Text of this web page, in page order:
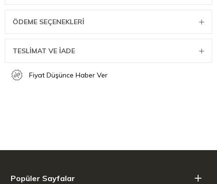
ÖDEME SEÇENEKLERI
TESLİMAT VE İADE
Fiyat Düşünce Haber Ver
Popüler Sayfalar